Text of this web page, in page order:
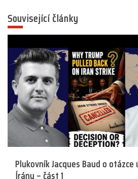
Související články
Plukovník Jacques Baud o otázce